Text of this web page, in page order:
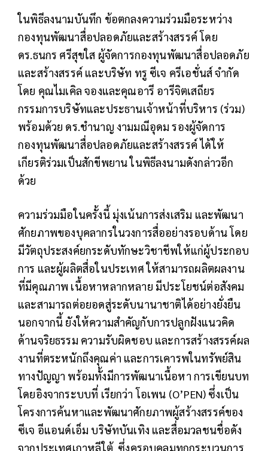
ในพิธีลงนามบันทึก ข้อตกลงความร่วมมือระหว่าง
กองทุนพัฒนาสื่อปลอดภัยและสร้างสรรค์ โดย
ดร.ธนกร ศรีสุขใส ผู้จัดการกองทุนพัฒนาสื่อปลอดภัย
และสร้างสรรค์ และบริษัท ทรู ซีเจ ครีเอชั่นส์ จำกัด
โดย คุณไมเคิล จองและคุณอารี อารีจิตเสถียร
กรรมการบริษัทและประธานเจ้าหน้าที่บริหาร (ร่วม)
พร้อมด้วย ดร.ชำนาญ งามมณีอุดม รองผู้จัดการ
กองทุนพัฒนาสื่อปลอดภัยและสร้างสรรค์ ได้ให้
เกียรติร่วมเป็นสักขีพยาน ในพิธีลงนามดังกล่าวอีก
ด้วย
ความร่วมมือในครั้งนี้ มุ่งเน้นการส่งเสริม และพัฒนา
ศักยภาพของบุคลากรในวงการสื่ออย่างรอบด้าน โดย
มีวัตถุประสงค์ยกระดับทักษะวิชาชีพให้แก่ผู้ประกอบ
การ และผู้ผลิตสื่อในประเทศ ให้สามารถผลิตผลงาน
ที่มีคุณภาพ เนื้อหาหลากหลาย มีประโยชน์ต่อสังคม
และสามารถต่อยอดสู่ระดับนานาชาติได้อย่างยั่งยืน
นอกจากนี้ ยังให้ความสำคัญกับการปลูกฝังแนวคิด
ด้านจริยธรรม ความรับผิดชอบ และการสร้างสรรค์ผล
งานที่ตระหนักถึงคุณค่า และการเคารพในทรัพย์สิน
ทางปัญญา พร้อมทั้งมีการพัฒนาเนื้อหา การเขียนบท
โดยอิงจากระบบที่ เรียกว่า โอเพน (O’PEN) ซึ่งเป็น
โครงการค้นหาและพัฒนาศักยภาพผู้สร้างสรรค์ของ
ซีเจ อีแอนด์เอ็ม บริษัทบันเทิง และสื่อมวลชนชื่อดัง
จากประเทศเกาหลีใต้ ซึ่งครอบคลุมทุกกระบวนการ